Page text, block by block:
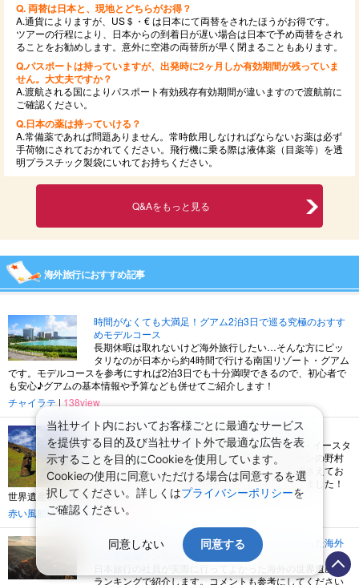
Q. 両替は日本と、現地とどちらがお得？
A.通貨によりますが、US＄・€ は日本にて両替をされたほうがお得です。
ツアーの行程により、日本からの到着日が遅い場合は日本で予め両替をされ
ることをお勧めします。意外に空港の両替所が早く閉まることもあります。
Q.パスポートは持っていますが、出発時に2ヶ月しか有効期間が残っていま
せん。大丈夫ですか？
A.渡航される国によりパスポート有効残存有効期間が違いますので渡航前に
ご確認ください。
Q.日本の薬は持っていける？
A.常備薬であれば問題ありません。常時飲用しなければならないお薬は必ず
手荷物にされておかれてください。飛行機に乗る際は液体薬（目薬等）を透
明プラスチック製袋にいれてお持ちください。
Q&Aをもっと見る
海外旅行におすすめ記事
時間がなくても大満足！グアム2泊3日で巡る究極のおすす
めモデルコース
長期休暇は取れないけど海外旅行したい…そんな方にピッ
タリなのが日本から約4時間で行ける南国リゾート・グアム
です。モデルコースを参考にすれば2泊3日でも十分満喫できるので、初心者で
も安心♪グアムの基本情報や予算なども併せてご紹介します！
チャイラテ | 138view
写真家・野村哲也氏が語る イースター島の魅力
約900体のモアイ像が点在するミステリアスな島・イースタ
ー島。イースター島に関する著作もあるカメラマンの野村
哲也さんにイースター島の魅力と、ここだけは押さえてお
きたいスポットや写真の撮り方を教えていただきました！
世界遺産の島で感動体験を！
赤い風船MAGAZINE|10502view
海外旅行企画担当者が選んだ！本当に行ってよかった海外
の世界遺産ランキング
日本旅行の社員が実際に行ってよかった海外の世界遺産を
ランキングで紹介します。コメントも参考にしてください
当社サイト内においてお客様ごとに最適なサービス
を提供する目的及び当社サイト外で最適な広告を表
示することを目的にCookieを使用しています。
Cookieの使用に同意いただける場合は同意するを選
択してください。詳しくはプライバシーポリシーを
ご確認ください。
同意しない 同意する